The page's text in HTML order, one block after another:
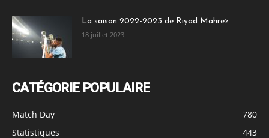
La saison 2022-2023 de Riyad Mahrez
18 juillet 2023
CATÉGORIE POPULAIRE
Match Day
780
Statistiques
443